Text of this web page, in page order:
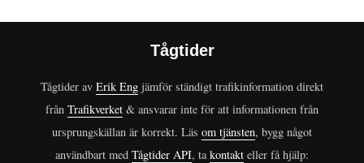
Tågtider
Tågtider av Erik Eng jämför ständigt trafikinformation direkt
från Trafikverket & ansvarar inte för att informationen från
ursprungskällan är korrekt. Läs om tjänsten, bygg något
användbart med Tågtider API, takontakt eller få hjälp: